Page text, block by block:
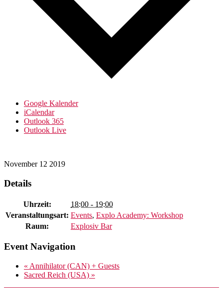
Google Kalender
iCalendar
Outlook 365
Outlook Live
November 12 2019
Details
Uhrzeit:
18:00 - 19:00
Veranstaltungsart: Events, Explo Academy: Workshop
Raum:
Explosiv Bar
Event Navigation
« Annihilator (CAN) + Guests
Sacred Reich (USA) »